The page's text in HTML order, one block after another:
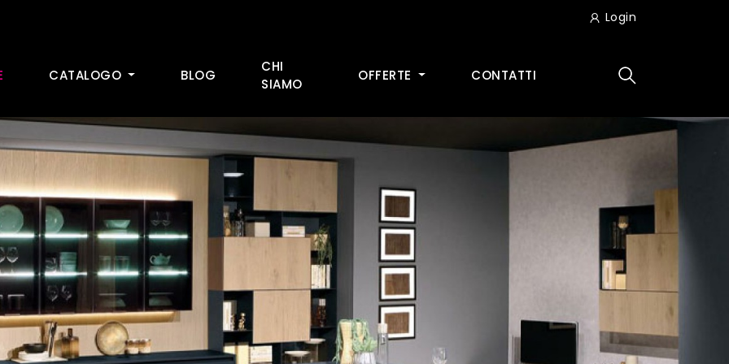
Login
CATALOGO BLOG
CHI
SIAMO
OFFERTE CONTATTI